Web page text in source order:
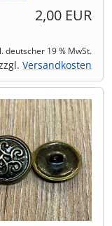
2,00 EUR
deutscher 19 % MwSt.
Versandkosten